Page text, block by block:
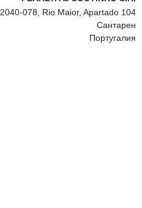
2040-078, Rio Maior, Apartado 104
Сантарен
Португалия